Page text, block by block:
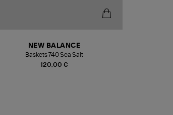
120,00 €
NEW BALANCE
Baskets 740 Sea Salt